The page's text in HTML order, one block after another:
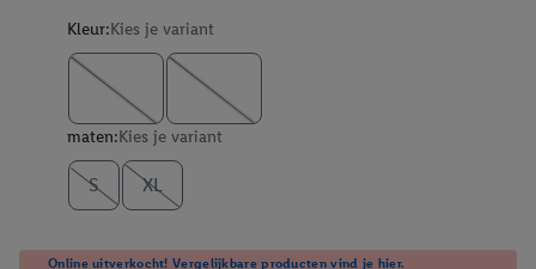
Kleur:Kies je variant
maten:Kies je variant
S XL
Online uitverkocht! Vergelijkbare producten vind je hier.